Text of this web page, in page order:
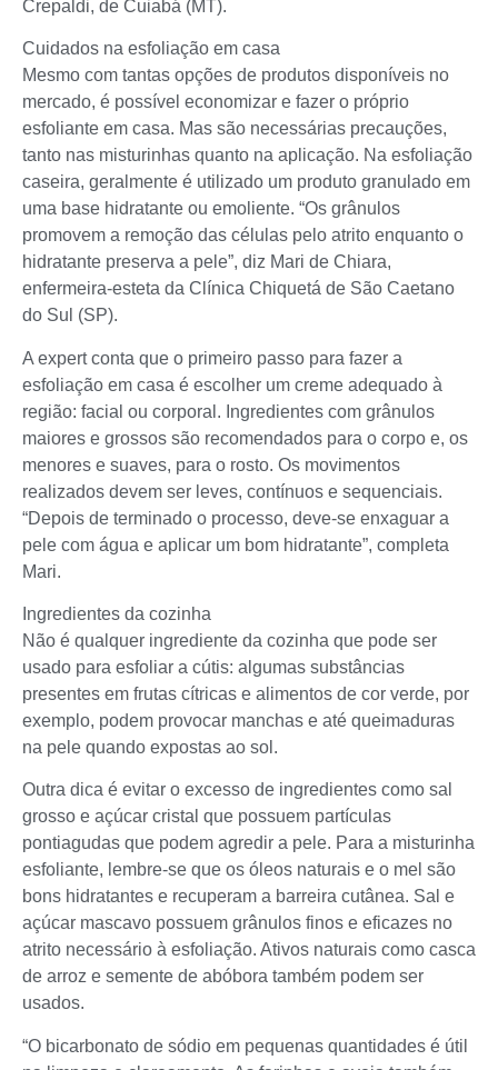
Crepaldi, de Cuiabá (MT).
Cuidados na esfoliação em casa
Mesmo com tantas opções de produtos disponíveis no
mercado, é possível economizar e fazer o próprio
esfoliante em casa. Mas são necessárias precauções,
tanto nas misturinhas quanto na aplicação. Na esfoliação
caseira, geralmente é utilizado um produto granulado em
uma base hidratante ou emoliente. “Os grânulos
promovem a remoção das células pelo atrito enquanto o
hidratante preserva a pele”, diz Mari de Chiara,
enfermeira-esteta da Clínica Chiquetá de São Caetano
do Sul (SP).
A expert conta que o primeiro passo para fazer a
esfoliação em casa é escolher um creme adequado à
região: facial ou corporal. Ingredientes com grânulos
maiores e grossos são recomendados para o corpo e, os
menores e suaves, para o rosto. Os movimentos
realizados devem ser leves, contínuos e sequenciais.
“Depois de terminado o processo, deve-se enxaguar a
pele com água e aplicar um bom hidratante”, completa
Mari.
Ingredientes da cozinha
Não é qualquer ingrediente da cozinha que pode ser
usado para esfoliar a cútis: algumas substâncias
presentes em frutas cítricas e alimentos de cor verde, por
exemplo, podem provocar manchas e até queimaduras
na pele quando expostas ao sol.
Outra dica é evitar o excesso de ingredientes como sal
grosso e açúcar cristal que possuem partículas
pontiagudas que podem agredir a pele. Para a misturinha
esfoliante, lembre-se que os óleos naturais e o mel são
bons hidratantes e recuperam a barreira cutânea. Sal e
açúcar mascavo possuem grânulos finos e eficazes no
atrito necessário à esfoliação. Ativos naturais como casca
de arroz e semente de abóbora também podem ser
usados.
“O bicarbonato de sódio em pequenas quantidades é útil